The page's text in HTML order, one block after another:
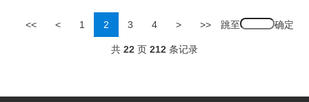
<< < 1 2 3 4 > >> 跳至
共22 页 212条记录